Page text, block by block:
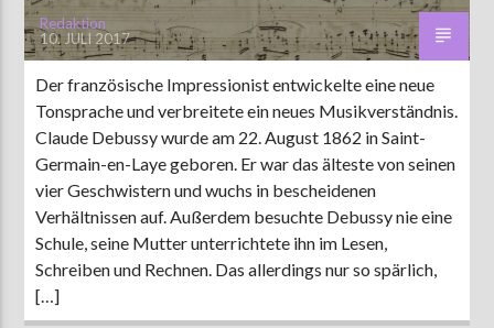
Redaktion
10. JULI 2017
Der französische Impressionist entwickelte eine neue
Tonsprache und verbreitete ein neues Musikverständnis.
Claude Debussy wurde am 22. August 1862 in Saint-
Germain-en-Laye geboren. Er war das älteste von seinen
vier Geschwistern und wuchs in bescheidenen
Verhältnissen auf. Außerdem besuchte Debussy nie eine
Schule, seine Mutter unterrichtete ihn im Lesen,
Schreiben und Rechnen. Das allerdings nur so spärlich,
[…]